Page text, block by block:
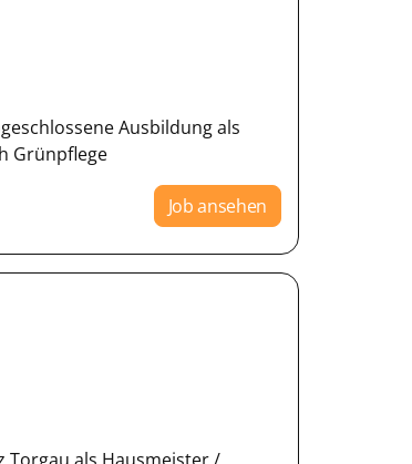
Ausbildung als
Grünpflege
Job ansehen